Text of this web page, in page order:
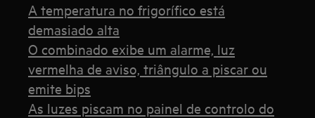
A temperatura no frigorífico está
demasiado alta
O combinado exibe um alarme, luz
vermelha de aviso, triângulo a piscar ou
emite bips
As luzes piscam no painel de controlo do